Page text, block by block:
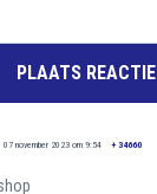
PLAATS REACTIE
07 november 2023 om 9:54 + 34660